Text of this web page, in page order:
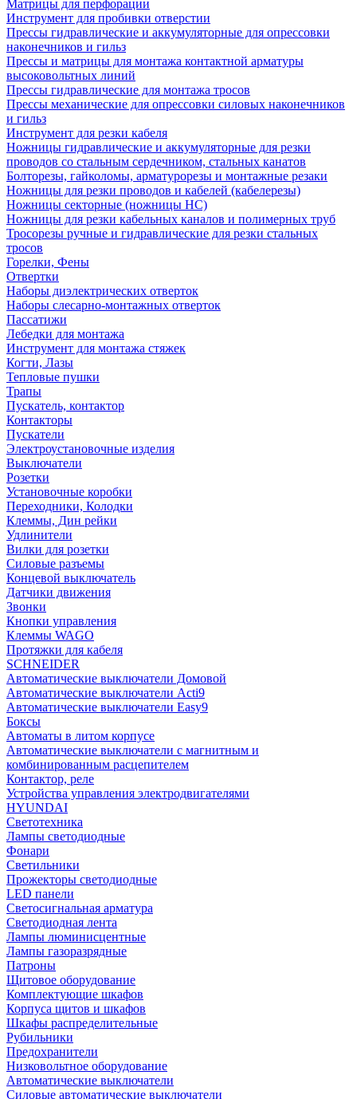
Матрицы для перфорации
Инструмент для пробивки отверстии
Прессы гидравлические и аккумуляторные для опрессовки
наконечников и гильз
Прессы и матрицы для монтажа контактной арматуры
высоковольтных линий
Прессы гидравлические для монтажа тросов
Прессы механические для опрессовки силовых наконечников
и гильз
Инструмент для резки кабеля
Ножницы гидравлические и аккумуляторные для резки
проводов со стальным сердечником, стальных канатов
Болторезы, гайколомы, арматурорезы и монтажные резаки
Ножницы для резки проводов и кабелей (кабелерезы)
Ножницы секторные (ножницы НС)
Ножницы для резки кабельных каналов и полимерных труб
Тросорезы ручные и гидравлические для резки стальных
тросов
Горелки, Фены
Отвертки
Наборы диэлектрических отверток
Наборы слесарно-монтажных отверток
Пассатижи
Лебедки для монтажа
Инструмент для монтажа стяжек
Когти, Лазы
Тепловые пушки
Трапы
Пускатель, контактор
Контакторы
Пускатели
Электроустановочные изделия
Выключатели
Розетки
Установочные коробки
Переходники, Колодки
Клеммы, Дин рейки
Удлинители
Вилки для розетки
Силовые разъемы
Концевой выключатель
Датчики движения
Звонки
Кнопки управления
Клеммы WAGO
Протяжки для кабеля
SCHNEIDER
Автоматические выключатели Домовой
Автоматические выключатели Acti9
Автоматические выключатели Easy9
Боксы
Автоматы в литом корпусе
Автоматические выключатели с магнитным и
комбинированным расцепителем
Контактор, реле
Устройства управления электродвигателями
HYUNDAI
Светотехника
Лампы светодиодные
Фонари
Светильники
Прожекторы светодиодные
LED панели
Светосигнальная арматура
Светодиодная лента
Лампы люминисцентные
Лампы газоразрядные
Патроны
Щитовое оборудование
Комплектующие шкафов
Корпуса щитов и шкафов
Шкафы распределительные
Рубильники
Предохранители
Низковольтное оборудование
Автоматические выключатели
Силовые автоматические выключатели